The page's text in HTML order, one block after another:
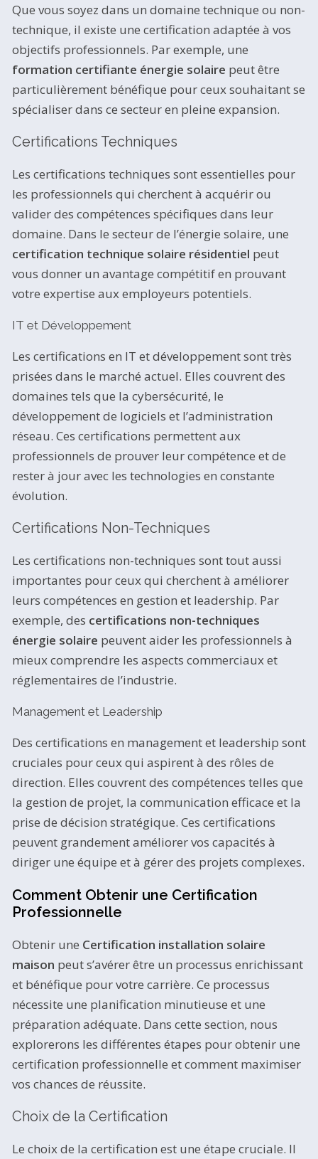
Que vous soyez dans un domaine technique ou non-
technique, il existe une certification adaptée à vos
objectifs professionnels. Par exemple, une
formation certifiante énergie solaire peut être
particulièrement bénéfique pour ceux souhaitant se
spécialiser dans ce secteur en pleine expansion.
Certifications Techniques
Les certifications techniques sont essentielles pour
les professionnels qui cherchent à acquérir ou
valider des compétences spécifiques dans leur
domaine. Dans le secteur de l’énergie solaire, une
certification technique solaire résidentiel peut
vous donner un avantage compétitif en prouvant
votre expertise aux employeurs potentiels.
IT et Développement
Les certifications en IT et développement sont très
prisées dans le marché actuel. Elles couvrent des
domaines tels que la cybersécurité, le
développement de logiciels et l’administration
réseau. Ces certifications permettent aux
professionnels de prouver leur compétence et de
rester à jour avec les technologies en constante
évolution.
Certifications Non-Techniques
Les certifications non-techniques sont tout aussi
importantes pour ceux qui cherchent à améliorer
leurs compétences en gestion et leadership. Par
exemple, des certifications non-techniques
énergie solaire peuvent aider les professionnels à
mieux comprendre les aspects commerciaux et
réglementaires de l’industrie.
Management et Leadership
Des certifications en management et leadership sont
cruciales pour ceux qui aspirent à des rôles de
direction. Elles couvrent des compétences telles que
la gestion de projet, la communication efficace et la
prise de décision stratégique. Ces certifications
peuvent grandement améliorer vos capacités à
diriger une équipe et à gérer des projets complexes.
Comment Obtenir une Certification
Professionnelle
Obtenir une Certification installation solaire
maison peut s’avérer être un processus enrichissant
et bénéfique pour votre carrière. Ce processus
nécessite une planification minutieuse et une
préparation adéquate. Dans cette section, nous
explorerons les différentes étapes pour obtenir une
certification professionnelle et comment maximiser
vos chances de réussite.
Choix de la Certification
Le choix de la certification est une étape cruciale. Il